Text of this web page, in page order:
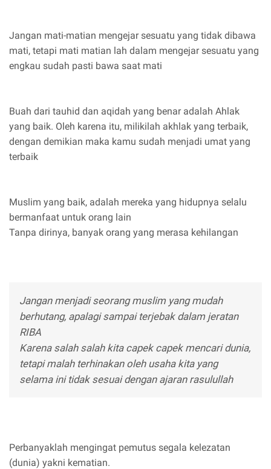
Jangan mati-matian mengejar sesuatu yang tidak dibawa
mati, tetapi mati matian lah dalam mengejar sesuatu yang
engkau sudah pasti bawa saat mati
Buah dari tauhid dan aqidah yang benar adalah Ahlak
yang baik. Oleh karena itu, milikilah akhlak yang terbaik,
dengan demikian maka kamu sudah menjadi umat yang
terbaik
Muslim yang baik, adalah mereka yang hidupnya selalu
bermanfaat untuk orang lain
Tanpa dirinya, banyak orang yang merasa kehilangan
Jangan menjadi seorang muslim yang mudah
berhutang, apalagi sampai terjebak dalam jeratan
RIBA
Karena salah salah kita capek capek mencari dunia,
tetapi malah terhinakan oleh usaha kita yang
selama ini tidak sesuai dengan ajaran rasulullah
Perbanyaklah mengingat pemutus segala kelezatan
(dunia) yakni kematian.